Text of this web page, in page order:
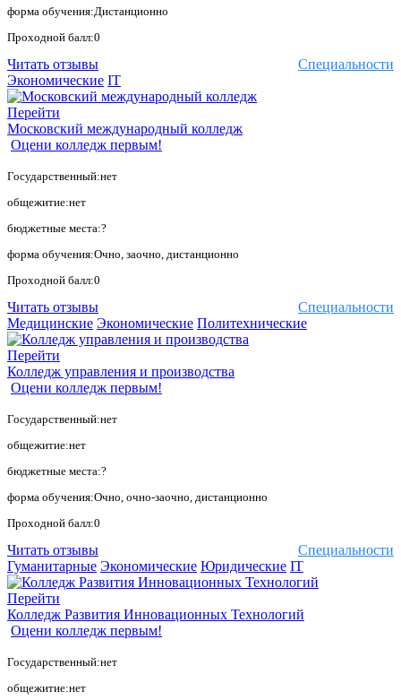
форма обучения:Дистанционно
Проходной балл:0
Специальности
Читать отзывы
Экономические IT
Перейти
Московский международный колледж
Оцени колледж первым!
Государственный:нет
общежитие:нет
бюджетные места:?
форма обучения:Очно, заочно, дистанционно
Проходной балл:0
Специальности
Читать отзывы
Медицинские Экономические Политехнические
Перейти
Колледж управления и производства
Оцени колледж первым!
Государственный:нет
общежитие:нет
бюджетные места:?
форма обучения:Очно, очно-заочно, дистанционно
Проходной балл:0
Специальности
Читать отзывы
Гуманитарные Экономические Юридические IT
Перейти
Колледж Развития Инновационных Технологий
Оцени колледж первым!
Государственный:нет
общежитие:нет